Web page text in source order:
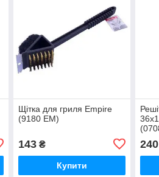
Щітка для гриля Empire
(9180 EM)
143₴
Купити
240